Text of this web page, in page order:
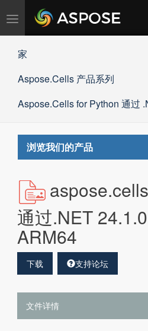
切
航家
Aspose.Cells 产品系列
Aspose.Cells for Python 通过
浏览我们的产品
通过.NET
ARM64
下载 支持论坛
文件详情